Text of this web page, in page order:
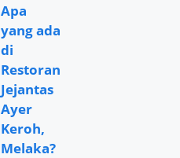
Apa
yang ada
di
Restoran
Jejantas
Ayer
Keroh,
Melaka?